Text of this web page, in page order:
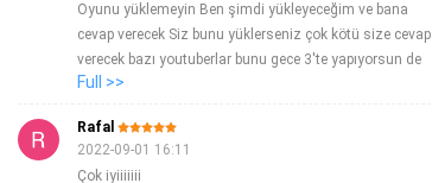
Oyunu yüklemeyin Ben şimdi yükleyeceğim ve bana
cevap verecek Siz bunu yüklerseniz çok kötü size cevap
verecek bazı youtuberlar bunu gece 3'te yapıyorsun de
çok kötü şeyler oluyor Japon yüklemeyin Ben şimdi
anladınız değil mi Ben 7 yaşında bir çocuğum Bunu
sakın yüklemeyin gece 3 Biraz otur ya bunu çekiyor
Full >>
Rafal
2022-09-01 16:11
Çok iyiiiiiii